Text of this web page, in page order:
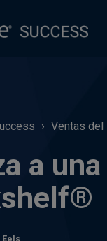
Ventas del
a
Eels